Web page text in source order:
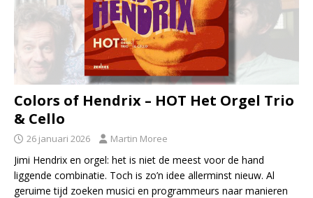
Colors of Hendrix – HOT Het Orgel Trio
& Cello
26 januari 2026 Martin Moree
Jimi Hendrix en orgel: het is niet de meest voor de hand
liggende combinatie. Toch is zo’n idee allerminst nieuw. Al
geruime tijd zoeken musici en programmeurs naar manieren